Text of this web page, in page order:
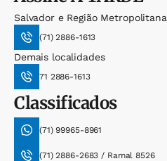
Salvador e Região Metropolitana
(71) 2886-1613
Demais localidades
71 2886-1613
Classificados
(71) 99965-8961
(71) 2886-2683 / Ramal 8526